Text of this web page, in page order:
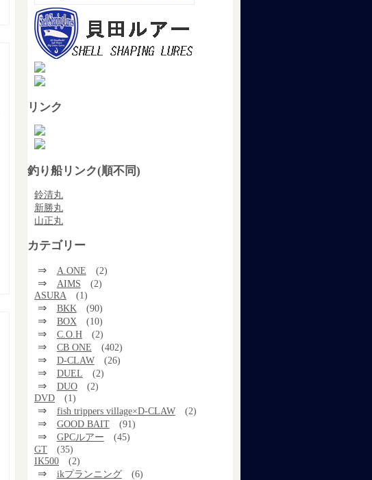
リンク
釣り船リンク(順不同)
鈴清丸
新勝丸
山正丸
カテゴリー
⇒ A.ONE (2)
⇒ AIMS
(2)
ASURA
(1)
⇒ BKK (90)
⇒ BOX (10)
⇒ C.O.H (2)
⇒ CB ONE (402)
⇒ D-CLAW (26)
⇒ DUEL (2)
⇒ DUO
(2)
DVD
(1)
⇒ fish trippers village×D-CLAW (2)
⇒ GOOD BAIT (91)
⇒ GPCルアー
(45)
GT
(35)
IK500
(2)
⇒ ikプランニング (6)